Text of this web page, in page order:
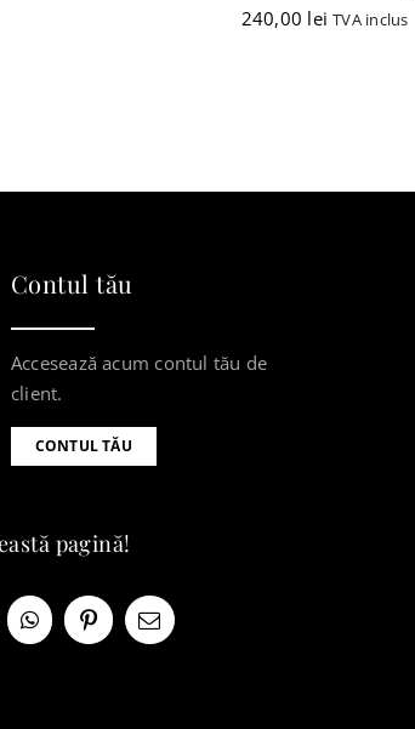
240,00 lei TVA inclus
Contul tău
Accesează acum contul tău de
client.
CONTUL TĂU
pagină!